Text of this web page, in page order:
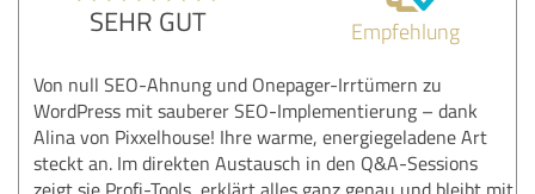
SEHR GUT Empfehlung
Von null SEO-Ahnung und Onepager-Irrtümern zu
WordPress mit sauberer SEO-Implementierung – dank
Alina von Pixxelhouse! Ihre warme, energiegeladene Art
steckt an. Im direkten Austausch in den Q&A-Sessions